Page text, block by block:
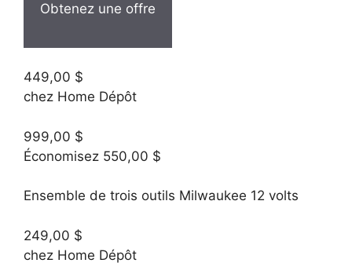
Obtenez une offre
449,00 $
chez Home Dépôt
999,00 $
Économisez 550,00 $
Ensemble de trois outils Milwaukee 12 volts
249,00 $
chez Home Dépôt